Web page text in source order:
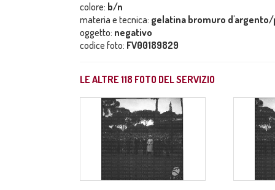
colore: b/n
materia e tecnica: gelatina bromuro
oggetto: negativo
codice foto: FV00189829
LE ALTRE118 FOTO DEL SERVIZIO